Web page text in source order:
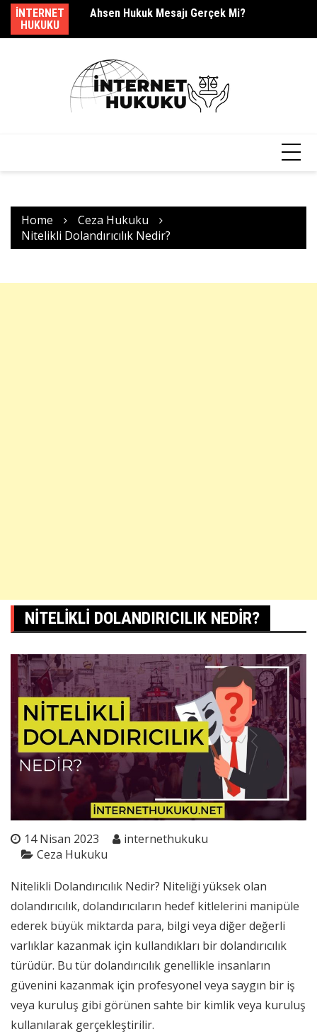
Skip
content
INTERNET
HUKUKU
Ahsen Hukuk Mesajı Gerçek Mi?
Home
Ceza Hukuku
Nitelikli Dolandırıcılık Nedir?
NITELIKLI DOLANDIRICILIK NEDIR?
14 Nisan 2023
internethukuku
Ceza Hukuku
Nitelikli Dolandırıcılık Nedir? Niteliği yüksek olan
dolandırıcılık, dolandırıcıların hedef kitlelerini manipüle
ederek büyük miktarda para, bilgi veya diğer değerli
varlıklar kazanmak için kullandıkları bir dolandırıcılık
türüdür. Bu tür dolandırıcılık genellikle insanların
güvenini kazanmak için profesyonel veya saygın bir iş
veya kuruluş gibi görünen sahte bir kimlik veya kuruluş
kullanılarak gerçekleştirilir.